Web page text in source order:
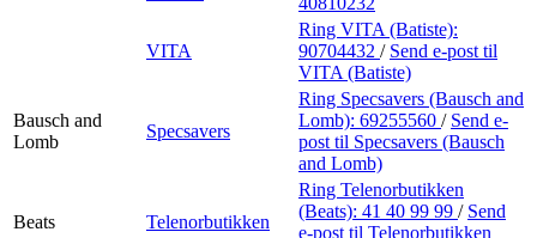
VITA
Ring VITA (Batiste):
90704432 / Send e-post til
VITA (Batiste)
Bausch and
Lomb
Specsavers
Ring Specsavers (Bausch and
Lomb): 69255560 / Send e-
post til Specsavers (Bausch
and Lomb)
Beats Telenorbutikken
Ring Telenorbutikken
(Beats): 41 40 99 99 / Send
e-post til Telenorbutikken